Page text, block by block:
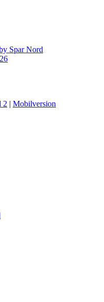
Spar Nord
2 | Mobilversion